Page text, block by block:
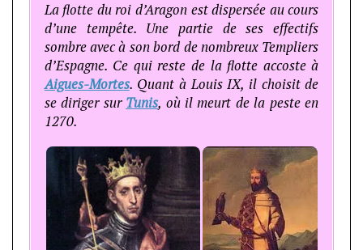
La flotte du roi d’Aragon est dispersée au cours
d’une tempête. Une partie de ses effectifs
sombre avec à son bord de nombreux Templiers
d’Espagne. Ce qui reste de la flotte accoste à
Aigues-Mortes. Quant à Louis IX, il choisit de
se diriger sur Tunis, où il meurt de la peste en
1270.